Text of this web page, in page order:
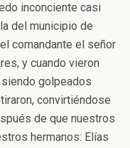
inconciente casi
del municipio de
comandante el señor
y cuando vieron
golpeados
convirtiéndose
de que nuestros
hermanos: Elías